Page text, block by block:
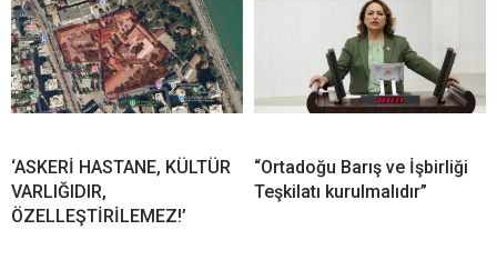
‘ASKERİ HASTANE, KÜLTÜR
VARLIĞIDIR,
ÖZELLEŞTİRİLEMEZ!’
“Ortadoğu Barış ve İşbirliği
Teşkilatı kurulmalıdır”